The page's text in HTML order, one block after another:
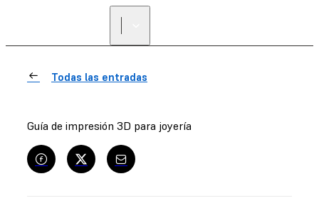
Todas las entradas
Guía de impresión 3D para joyería